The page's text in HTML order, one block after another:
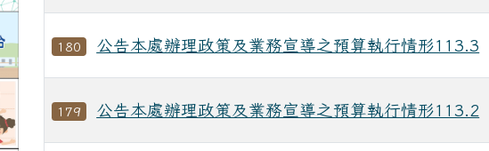
180 公告本處辦理政策及業務宣導之預算執行情形113.3
179 公告本處辦理政策及業務宣導之預算執行情形113.2